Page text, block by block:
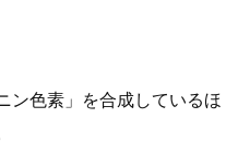
ン色素」を合成しているほ